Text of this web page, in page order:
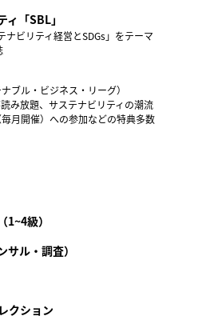
「SBL」
ビリティ経営とSDGs」をテーマ
ブル・ビジネス・リーグ）
み放題、サステナビリティの潮流
月開催）への参加などの特典多数
級）
サル・調査）
クション